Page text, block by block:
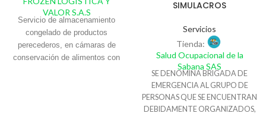
VALOR S.A.S
Servicio de almacenamiento
congelado de productos
perecederos, en cámaras de
conservación de alimentos con
SIMULACROS
Servicios
Tienda:
Salud Ocupacional de la
Sabana SAS
SE DENOMINA BRIGADA DE
EMERGENCIA AL GRUPO DE
PERSONAS QUE SE ENCUENTRAN
DEBIDAMENTE ORGANIZADOS,